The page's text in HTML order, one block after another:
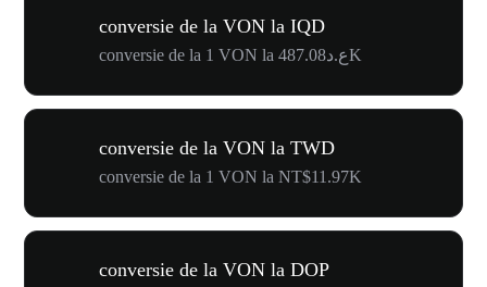
conversie de la VON la IQD
conversie de la 1 VON la ع.د487.08K
conversie de la VON la TWD
conversie de la 1 VON la NT$11.97K
conversie de la VON la DOP